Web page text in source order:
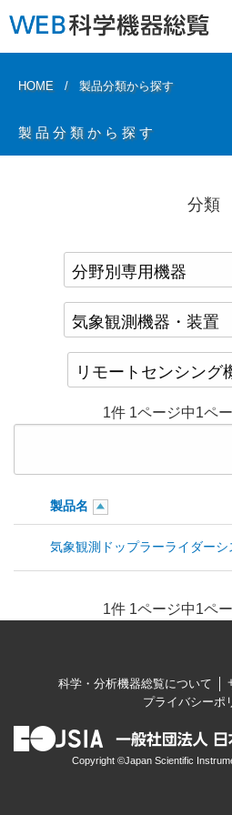
HOME 製品分類から探す
製品分類から探す
分類
1件 1ページ中1ペ
製品名
気象観測ドップラーライダー
1件 1ページ中1ペ
科学・分析機器総覧について
プライバシーポ
Copyright ©Japan Scientific